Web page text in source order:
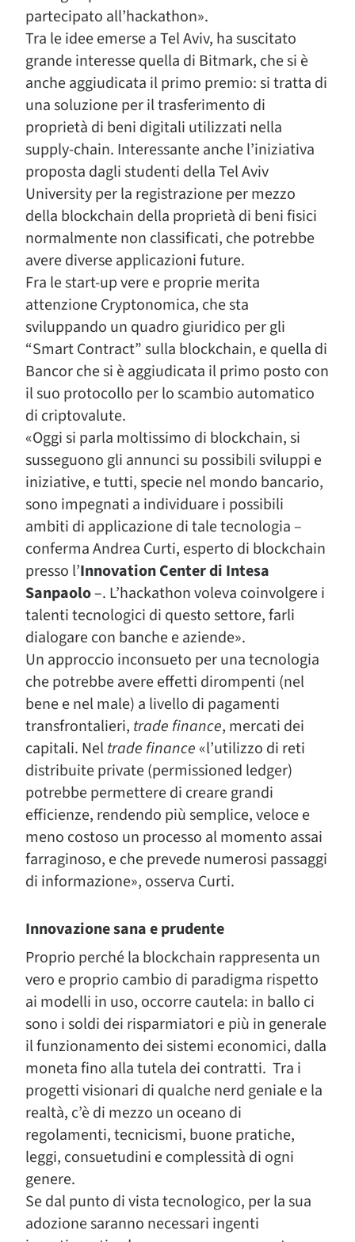
partecipato all’hackathon».
Tra le idee emerse a Tel Aviv, ha suscitato
grande interesse quella di Bitmark, che si è
anche aggiudicata il primo premio: si tratta di
una soluzione per il trasferimento di
proprietà di beni digitali utilizzati nella
supply-chain. Interessante anche l’iniziativa
proposta dagli studenti della Tel Aviv
University per la registrazione per mezzo
della blockchain della proprietà di beni fisici
normalmente non classificati, che potrebbe
avere diverse applicazioni future.
Fra le start-up vere e proprie merita
attenzione Cryptonomica, che sta
sviluppando un quadro giuridico per gli
“Smart Contract” sulla blockchain, e quella di
Bancor che si è aggiudicata il primo posto con
il suo protocollo per lo scambio automatico
di criptovalute.
«Oggi si parla moltissimo di blockchain, si
susseguono gli annunci su possibili sviluppi e
iniziative, e tutti, specie nel mondo bancario,
sono impegnati a individuare i possibili
ambiti di applicazione di tale tecnologia –
conferma Andrea Curti, esperto di blockchain
presso l’Innovation Center di Intesa
Sanpaolo–. L’hackathon voleva coinvolgere i
talenti tecnologici di questo settore, farli
dialogare con banche e aziende».
Un approccio inconsueto per una tecnologia
che potrebbe avere effetti dirompenti (nel
bene e nel male) a livello di pagamenti
transfrontalieri, trade finance, mercati dei
capitali. Neltrade finance «l’utilizzo di reti
distribuite private (permissioned ledger)
potrebbe permettere di creare grandi
efficienze, rendendo più semplice, veloce e
meno costoso un processo al momento assai
farraginoso, e che prevede numerosi passaggi
di informazione», osserva Curti.
Innovazione sana e prudente
Proprio perché la blockchain rappresenta un
vero e proprio cambio di paradigma rispetto
ai modelli in uso, occorre cautela: in ballo ci
sono i soldi dei risparmiatori e più in generale
il funzionamento dei sistemi economici, dalla
moneta fino alla tutela dei contratti. Tra i
progetti visionari di qualche nerd geniale e la
realtà, c’è di mezzo un oceano di
regolamenti, tecnicismi, buone pratiche,
leggi, consuetudini e complessità di ogni
genere.
Se dal punto di vista tecnologico, per la sua
adozione saranno necessari ingenti